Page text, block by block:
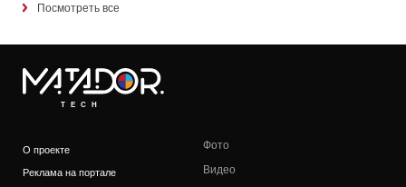
Посмотреть все
TECH
О проекте
Реклама на портале
Фото
Видео